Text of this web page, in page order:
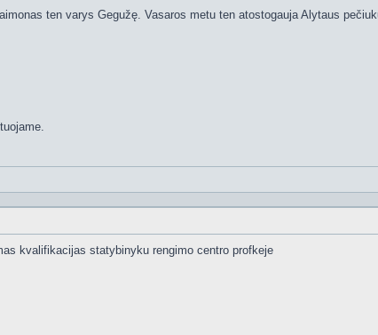
ten varys Gegužę. Vasaros metu ten atostogauja Alytaus
kvalifikacijas statybinyku rengimo centro profkeje